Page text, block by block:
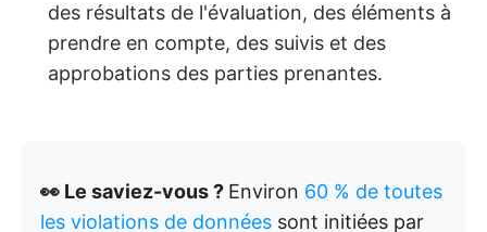
des résultats de l'évaluation, des éléments à
prendre en compte, des suivis et des
approbations des parties prenantes.
👀 Le saviez-vous ? Environ 60 % de toutes
les violations de données sont initiées par